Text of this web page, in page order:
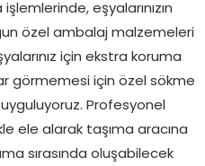
eşyalarınızın
özel ambalaj malzemeleri
için ekstra koruma
görmemesi için özel sökme
Profesyonel
ele alarak taşıma aracına
sırasında oluşabilecek